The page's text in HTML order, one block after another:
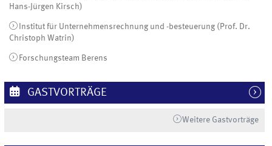
Hans-Jürgen Kirsch)
Institut für Unternehmensrechnung und -besteuerung (Prof. Dr.
Christoph Watrin)
Forschungsteam Berens
GASTVORTRÄGE
Weitere Gastvorträge